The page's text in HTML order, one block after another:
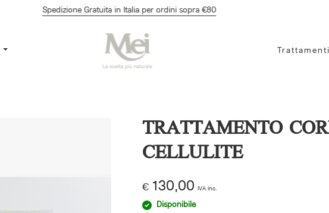
Spedizione Gratuita in Italia per ordini sopra €80
TRATTAMENTO
CELLULITE
€ 130,00 IVA inc.
Disponibile